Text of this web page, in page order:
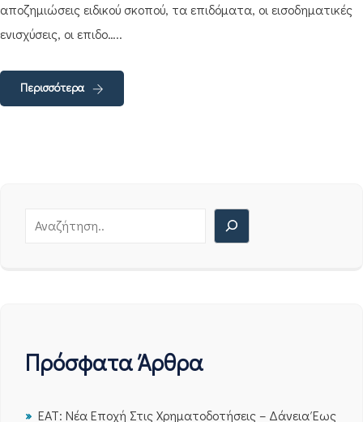
αποζημιώσεις ειδικού σκοπού, τα επιδόματα, οι εισοδηματικές
ενισχύσεις, οι επιδο…..
Περισσότερα
Πρόσφατα Άρθρα
ΕΑΤ: Νέα Εποχή Στις Χρηματοδοτήσεις – Δάνεια Έως